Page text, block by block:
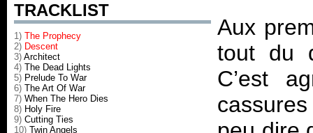
TRACKLIST
1) The Prophecy
2) Descent
3) Architect
4) The Dead Lights
5) Prelude To War
6) The Art Of War
7) When The Hero Dies
8) Holy Fire
9) Cutting Ties
10) Twin Angels
Aux
tout du
C’est